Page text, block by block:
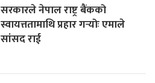
सरकारले नेपाल राष्ट्र बैंकको
स्वायत्ततामाथि प्रहार गर्‍योः एमाले
सांसद राई